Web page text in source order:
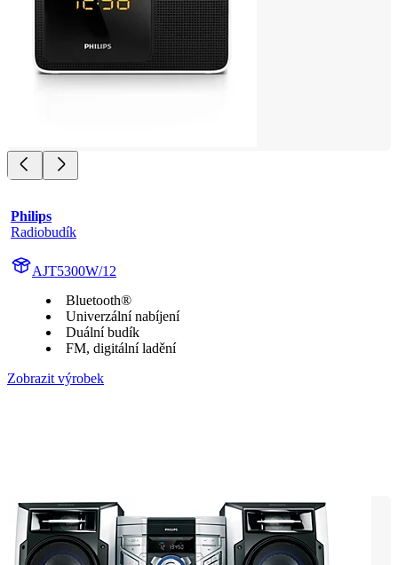
Philips
Radiobudík
AJT5300W/12
Bluetooth®
Univerzální nabíjení
Duální budík
FM, digitální ladění
Zobrazit výrobek